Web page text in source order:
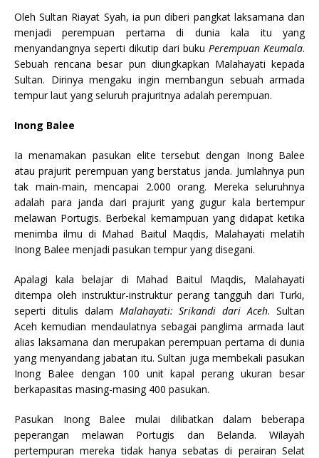
Oleh Sultan Riayat Syah, ia pun diberi pangkat laksamana dan
menjadi perempuan pertama di dunia kala itu yang
menyandangnya seperti dikutip dari buku Perempuan Keumala.
Sebuah rencana besar pun diungkapkan Malahayati kepada
Sultan. Dirinya mengaku ingin membangun sebuah armada
tempur laut yang seluruh prajuritnya adalah perempuan.
Inong Balee
Ia menamakan pasukan elite tersebut dengan Inong Balee
atau prajurit perempuan yang berstatus janda. Jumlahnya pun
tak main-main, mencapai 2.000 orang. Mereka seluruhnya
adalah para janda dari prajurit yang gugur kala bertempur
melawan Portugis. Berbekal kemampuan yang didapat ketika
menimba ilmu di Mahad Baitul Maqdis, Malahayati melatih
Inong Balee menjadi pasukan tempur yang disegani.
Apalagi kala belajar di Mahad Baitul Maqdis, Malahayati
ditempa oleh instruktur-instruktur perang tangguh dari Turki,
seperti ditulis dalam Malahayati: Srikandi dari Aceh. Sultan
Aceh kemudian mendaulatnya sebagai panglima armada laut
alias laksamana dan merupakan perempuan pertama di dunia
yang menyandang jabatan itu. Sultan juga membekali pasukan
Inong Balee dengan 100 unit kapal perang ukuran besar
berkapasitas masing-masing 400 pasukan.
Pasukan Inong Balee mulai dilibatkan dalam beberapa
peperangan melawan Portugis dan Belanda. Wilayah
pertempuran mereka tidak hanya sebatas di perairan Selat